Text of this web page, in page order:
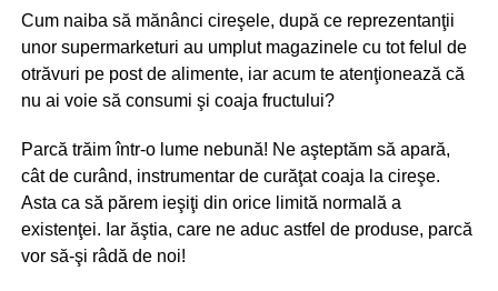
Cum naiba să mănânci cireşele, după ce reprezentanţii
unor supermarketuri au umplut magazinele cu tot felul de
otrăvuri pe post de alimente, iar acum te atenţionează că
nu ai voie să consumi şi coaja fructului?
Parcă trăim într-o lume nebună! Ne aşteptăm să apară,
cât de curând, instrumentar de curăţat coaja la cireşe.
Asta ca să părem ieşiţi din orice limită normală a
existenţei. Iar ăştia, care ne aduc astfel de produse, parcă
vor să-şi râdă de noi!